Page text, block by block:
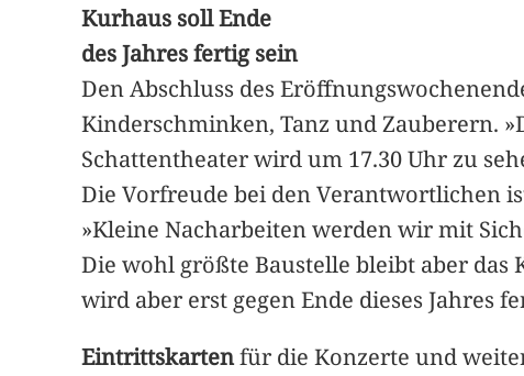
Kurhaus soll Ende
des Jahres fertig sein
Den Abschluss des
Kinderschminken, Tanz und Zauberern.
Schattentheater wird um 17.30 Uhr zu
Die Vorfreude bei den Verantwortlichen
»Kleine Nacharbeiten werden wir mit
Die wohl größte Baustelle bleibt aber
wird aber erst gegen Ende dieses Jahres
Eintrittskartenfür die Konzerte und